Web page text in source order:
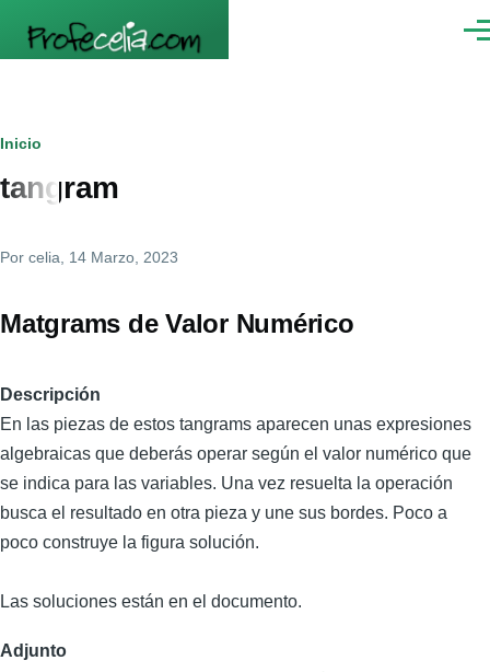
Ruta
de
Inicio
tangram
Por celia , 14 Marzo, 2023
Matgrams de Valor Numérico
Descripción
En las piezas de estos tangrams aparecen unas expresiones
algebraicas que deberás operar según el valor numérico que
se indica para las variables. Una vez resuelta la operación
busca el resultado en otra pieza y une sus bordes. Poco a
poco construye la figura solución.
Las soluciones están en el documento.
Adjunto